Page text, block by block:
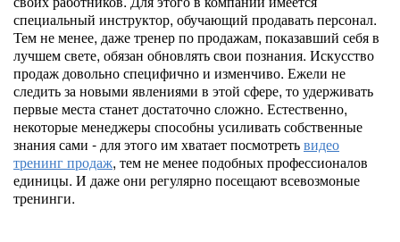
специальный инструктор, обучающий продавать персонал.
Тем не менее, даже тренер по продажам, показавший себя в
лучшем свете, обязан обновлять свои познания. Искусство
продаж довольно специфично и изменчиво. Ежели не
следить за новыми явлениями в этой сфере, то удерживать
первые места станет достаточно сложно. Естественно,
некоторые менеджеры способны усиливать собственные
знания сами - для этого им хватает посмотретьвидео
тренинг продаж, тем не менее подобных профессионалов
единицы. И даже они регулярно посещают всевозмоные
тренинги.